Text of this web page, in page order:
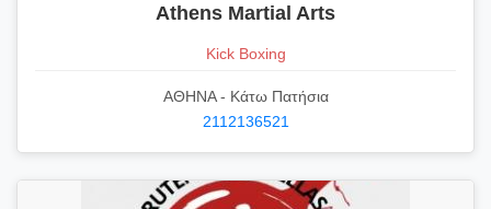
Athens Martial Arts
Kick Boxing
ΑΘΗΝΑ - Κάτω Πατήσια
2112136521